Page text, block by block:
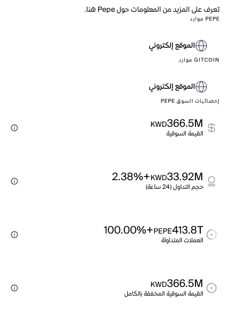
تعرف على المزيد من المعلومات حول Pepe هنا.
PEPE موارد
الموقع إلكتروني
GITCOIN موارد
الموقع إلكتروني
إحصائيات السوق PEPE
366.5M
KWD
القيمة السوقية
33.92M
KWD
+2.38%
حجم التداول (24 ساعة)
413.8T
PEPE
+100.00%
العملات المتداولة
366.5M
KWD
القيمة السوقية المخففة بالكامل